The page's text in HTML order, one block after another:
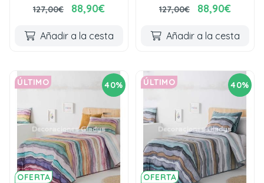
127,00€
88,90€
Añadir a la cesta
127,00€
88,90€
Añadir a la cesta
40%
OFERTA
ÚLTIMO 40%
OFERTA
ÚLTIMO